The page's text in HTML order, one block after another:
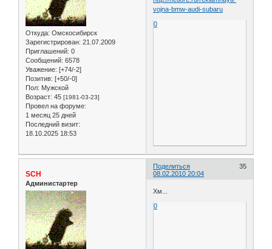
Откуда: Омскосибирск
Зарегистрирован: 21.07.2009
Приглашений: 0
Сообщений: 6578
Уважение: [+74/-2]
Позитив: [+50/-0]
Пол: Мужской
Возраст: 45 [1981-03-23]
Провел на форуме:
1 месяц 25 дней
Последний визит:
18.10.2025 18:53
vojna-bmw-audi-subaru
0
Поделиться
35
08.02.2010 20:04
SCH
Администартер
Хм...
0